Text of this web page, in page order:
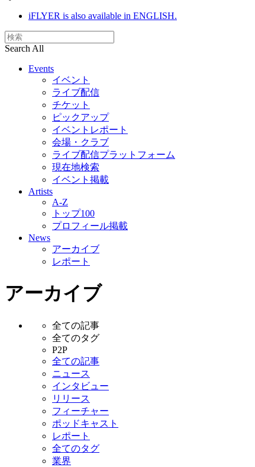
iFLYER is also available in ENGLISH.
Search All
Events
イベント
ライブ配信
チケット
ピックアップ
イベントレポート
会場・クラブ
ライブ配信プラットフォーム
現在地検索
イベント掲載
Artists
A-Z
トップ100
プロフィール掲載
News
アーカイブ
レポート
アーカイブ
全ての記事
全てのタグ
P2P
全ての記事
ニュース
インタビュー
リリース
フィーチャー
ポッドキャスト
レポート
全てのタグ
業界